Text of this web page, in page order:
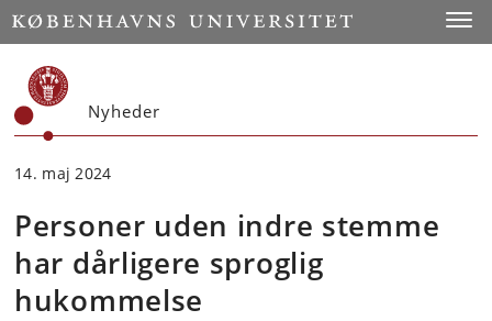
Start
Nyheder
14. maj 2024
Personer uden indre stemme
har dårligere sproglig
hukommelse